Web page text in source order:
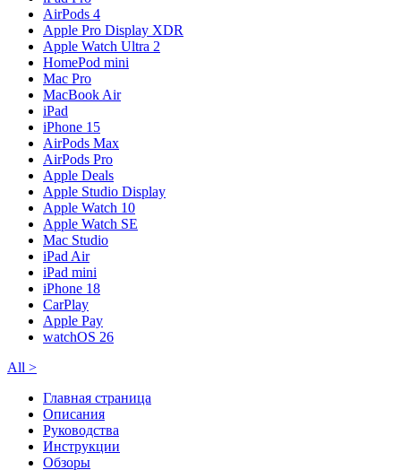
AirPods 4
Apple Pro Display XDR
Apple Watch Ultra 2
HomePod mini
Mac Pro
MacBook Air
iPad
iPhone 15
AirPods Max
AirPods Pro
Apple Deals
Apple Studio Display
Apple Watch 10
Apple Watch SE
Mac Studio
iPad Air
iPad mini
iPhone 18
CarPlay
Apple Pay
watchOS 26
All >
Главная страница
Описания
Руководства
Инструкции
Обзоры